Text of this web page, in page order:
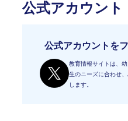
公式アカウント
公式アカウントを
教育情報サイトは、
生のニーズに合わせ
します。